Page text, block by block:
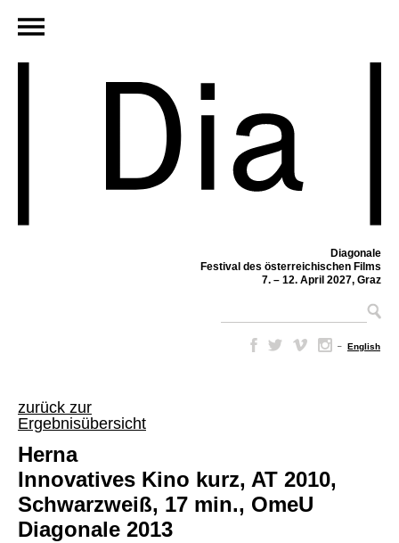
Diagonale
Festival des österreichischen Films
7. – 12. April 2027, Graz
– English
zurück zur
Ergebnisübersicht
Herna
Innovatives Kino kurz, AT 2010,
Schwarzweiß, 17 min., OmeU
Diagonale 2013